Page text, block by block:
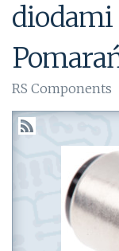
diodami
RS Components